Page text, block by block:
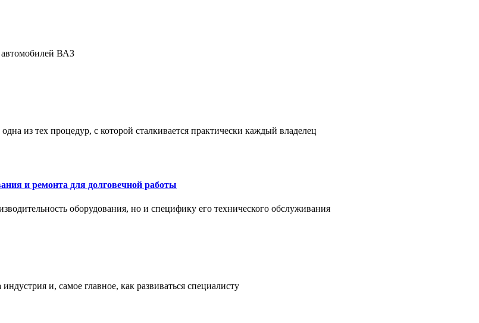
автомобилей ВАЗ
из тех процедур, с которой сталкивается практически каждый владелец
и ремонта для долговечной работы
оборудования, но и специфику его технического обслуживания
и, самое главное, как развиваться специалисту